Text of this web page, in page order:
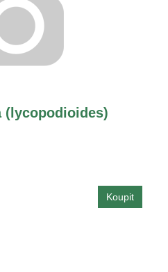
(lycopodioides)